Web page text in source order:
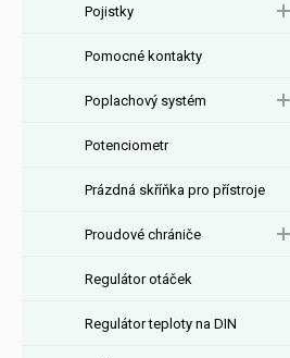
Pojistky
Pomocné kontakty
Poplachový systém
Potenciometr
Prázdná skříňka pro přístroje
Proudové chrániče
Regulátor otáček
Regulátor teploty na DIN